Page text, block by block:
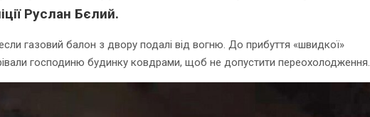
Руслан Бєлий.
газовий балон з двору подалі від вогню. До прибуття «швидкої»
господиню будинку ковдрами, щоб не допустити переохолодження.